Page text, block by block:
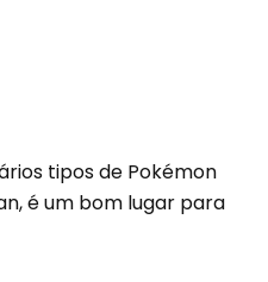
tipos de Pokémon
é um bom lugar para